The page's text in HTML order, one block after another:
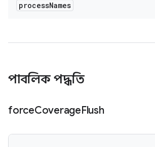
processNames
পাবলিক পদ্ধতি
forceCoverageFlush